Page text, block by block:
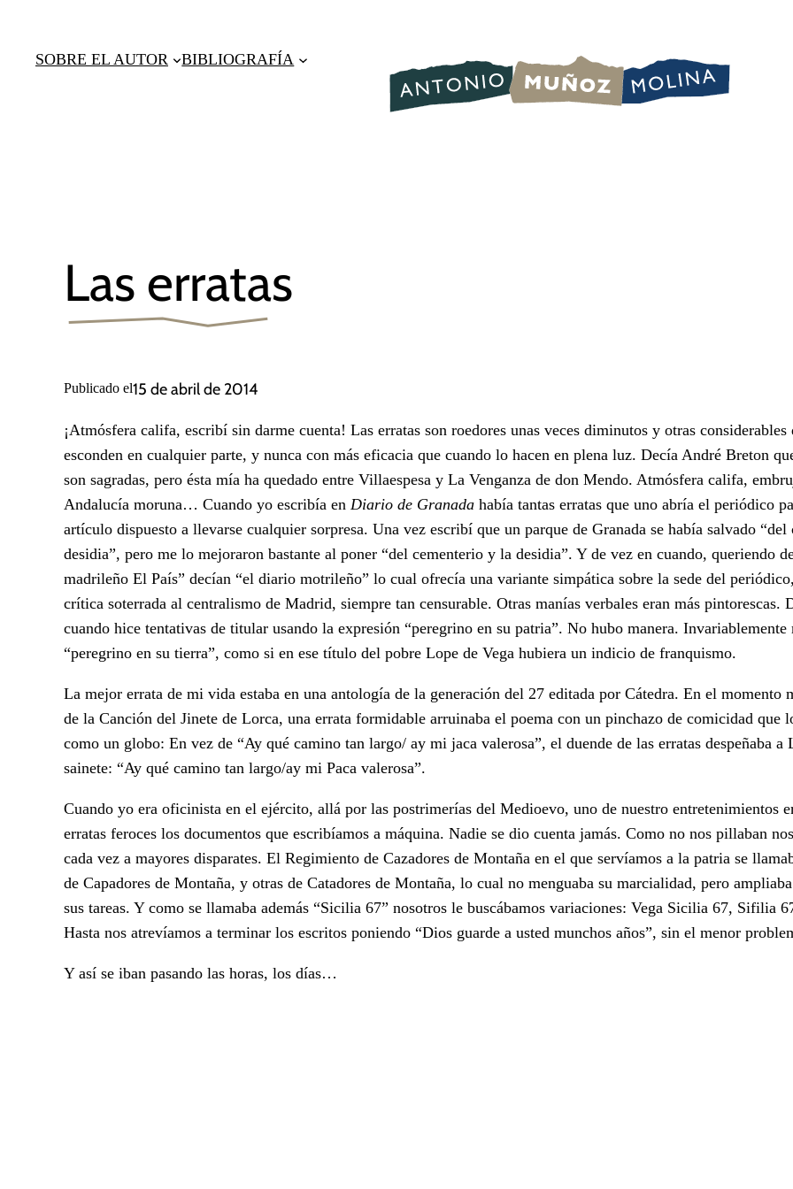
contenido
SOBRE EL AUTOR BIBLIOGRAFÍA
Las erratas
Publicado el15 de abril de 2014
¡Atmósfera califa, escribí sin darme cuenta! Las erratas son roedores unas veces diminutos y otras considerables
esconden en cualquier parte, y nunca con más eficacia que cuando lo hacen en plena luz. Decía André Breton
son sagradas, pero ésta mía ha quedado entre Villaespesa y La Venganza de don Mendo. Atmósfera califa,
Andalucía moruna… Cuando yo escribía en Diario de Granada había tantas erratas que uno abría el periódico
artículo dispuesto a llevarse cualquier sorpresa. Una vez escribí que un parque de Granada se había salvado “del
desidia”, pero me lo mejoraron bastante al poner “del cementerio y la desidia”. Y de vez en cuando, queriendo
madrileño El País” decían “el diario motrileño” lo cual ofrecía una variante simpática sobre la sede del
crítica soterrada al centralismo de Madrid, siempre tan censurable. Otras manías verbales eran más pintorescas.
cuando hice tentativas de titular usando la expresión “peregrino en su patria”. No hubo manera. Invariablemente
“peregrino en su tierra”, como si en ese título del pobre Lope de Vega hubiera un indicio de franquismo.
La mejor errata de mi vida estaba en una antología de la generación del 27 editada por Cátedra. En el momento
de la Canción del Jinete de Lorca, una errata formidable arruinaba el poema con un pinchazo de comicidad que
como un globo: En vez de “Ay qué camino tan largo/ ay mi jaca valerosa”, el duende de las erratas despeñaba a
sainete: “Ay qué camino tan largo/ay mi Paca valerosa”.
Cuando yo era oficinista en el ejército, allá por las postrimerías del Medioevo, uno de nuestro entretenimientos
erratas feroces los documentos que escribíamos a máquina. Nadie se dio cuenta jamás. Como no nos pillaban
cada vez a mayores disparates. El Regimiento de Cazadores de Montaña en el que servíamos a la patria se
de Capadores de Montaña, y otras de Catadores de Montaña, lo cual no menguaba su marcialidad, pero
sus tareas. Y como se llamaba además “Sicilia 67” nosotros le buscábamos variaciones: Vega Sicilia 67, Sifilia
Hasta nos atrevíamos a terminar los escritos poniendo “Dios guarde a usted munchos años”, sin el menor
Y así se iban pasando las horas, los días…